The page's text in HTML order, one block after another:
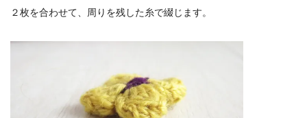
２枚を合わせて、周りを残した糸で綴じます。